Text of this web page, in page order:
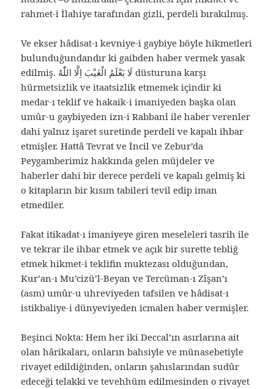
rahmet-i İlahiye tarafından gizli, perdeli bırakılmış.
Ve ekser hâdisat-ı kevniye-i gaybiye böyle hikmetleri
bulunduğundandır ki gaibden haber vermek yasak
edilmiş. لَا يَعْلَمُ الْغَيْبَ اِلَّا اللّٰهُ düsturuna karşı
hürmetsizlik ve itaatsizlik etmemek içindir ki
medar-ı teklif ve hakaik-i imaniyeden başka olan
umûr-u gaybiyeden izn-i Rabbanî ile haber verenler
dahi yalnız işaret suretinde perdeli ve kapalı ihbar
etmişler. Hattâ Tevrat ve İncil ve Zebur’da
Peygamberimiz hakkında gelen müjdeler ve
haberler dahi bir derece perdeli ve kapalı gelmiş ki
o kitapların bir kısım tabileri tevil edip iman
etmediler.
Fakat itikadat-ı imaniyeye giren meseleleri tasrih ile
ve tekrar ile ihbar etmek ve açık bir surette tebliğ
etmek hikmet-i teklifin muktezası olduğundan,
Kur’an-ı Mu’cizü’l-Beyan ve Tercüman-ı Zîşan’ı
(asm) umûr-u uhreviyeden tafsilen ve hâdisat-ı
istikbaliye-i dünyeviyeden icmalen haber vermişler.
Beşinci Nokta: Hem her iki Deccal’ın asırlarına ait
olan hârikaları, onların bahsiyle ve münasebetiyle
rivayet edildiğinden, onların şahıslarından sudûr
edeceği telakki ve tevehhüm edilmesinden o rivayet